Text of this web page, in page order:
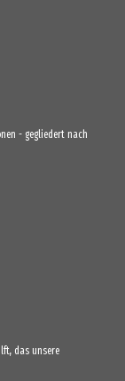
- gegliedert nach
das unsere